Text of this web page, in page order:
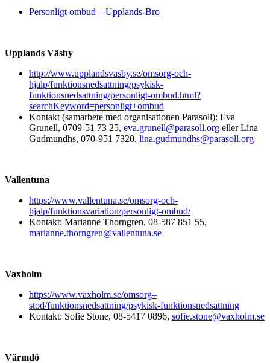
Personligt ombud – Upplands-Bro
Upplands Väsby
http://www.upplandsvasby.se/omsorg-och-
hjalp/funktionsnedsattning/psykisk-
funktionsnedsattning/personligt-ombud.html?
searchKeyword=personligt+ombud
Kontakt (samarbete med organisationen Parasoll): Eva
Grunell, 0709-51 73 25, eva.grunell@parasoll.org eller Lina
Gudmundhs, 070-951 7320, lina.gudmundhs@parasoll.org
Vallentuna
https://www.vallentuna.se/omsorg-och-
hjalp/funktionsvariation/personligt-ombud/
Kontakt: Marianne Thorngren, 08-587 851 55,
marianne.thorngren@vallentuna.se
Vaxholm
https://www.vaxholm.se/omsorg–
stod/funktionsnedsattning/psykisk-funktionsnedsattning
Kontakt: Sofie Stone, 08-5417 0896, sofie.stone@vaxholm.se
Värmdö